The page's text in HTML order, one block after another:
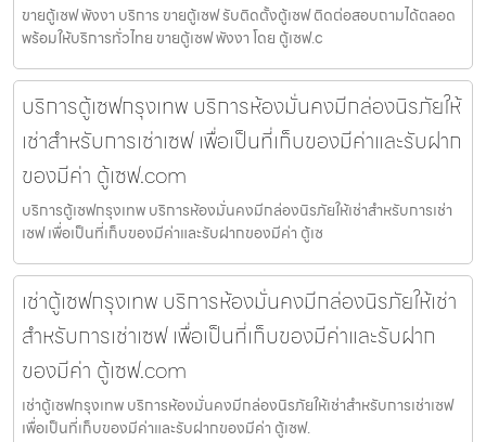
ขายตู้เซฟ พังงา บริการ ขายตู้เซฟ รับติดตั้งตู้เซฟ ติดต่อสอบถามได้ตลอด
พร้อมให้บริการทั่วไทย ขายตู้เซฟ พังงา โดย ตู้เซฟ.c
บริการตู้เซฟกรุงเทพ บริการห้องมั่นคงมีกล่องนิรภัยให้
เช่าสำหรับการเช่าเซฟ เพื่อเป็นที่เก็บของมีค่าและรับฝาก
ของมีค่า ตู้เซฟ.com
บริการตู้เซฟกรุงเทพ บริการห้องมั่นคงมีกล่องนิรภัยให้เช่าสำหรับการเช่า
เซฟ เพื่อเป็นที่เก็บของมีค่าและรับฝากของมีค่า ตู้เซ
เช่าตู้เซฟกรุงเทพ บริการห้องมั่นคงมีกล่องนิรภัยให้เช่า
สำหรับการเช่าเซฟ เพื่อเป็นที่เก็บของมีค่าและรับฝาก
ของมีค่า ตู้เซฟ.com
เช่าตู้เซฟกรุงเทพ บริการห้องมั่นคงมีกล่องนิรภัยให้เช่าสำหรับการเช่าเซฟ
เพื่อเป็นที่เก็บของมีค่าและรับฝากของมีค่า ตู้เซฟ.